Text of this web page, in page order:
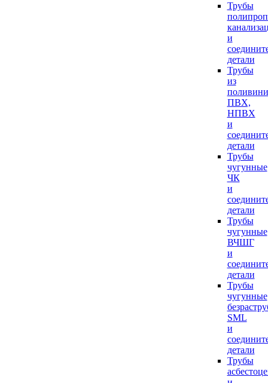
Трубы
и
детали
Трубы
из
ПВХ,
НПВХ
и
детали
Трубы
чугунные
ЧК
и
детали
Трубы
чугунные
ВЧШГ
и
детали
Трубы
чугунные
SML
и
детали
Трубы